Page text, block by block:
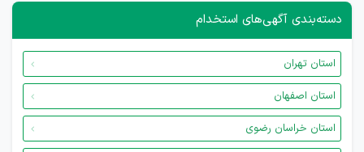
دسته‌بندی آگهی‌های استخدام
استان تهران
استان اصفهان
استان خراسان رضوی